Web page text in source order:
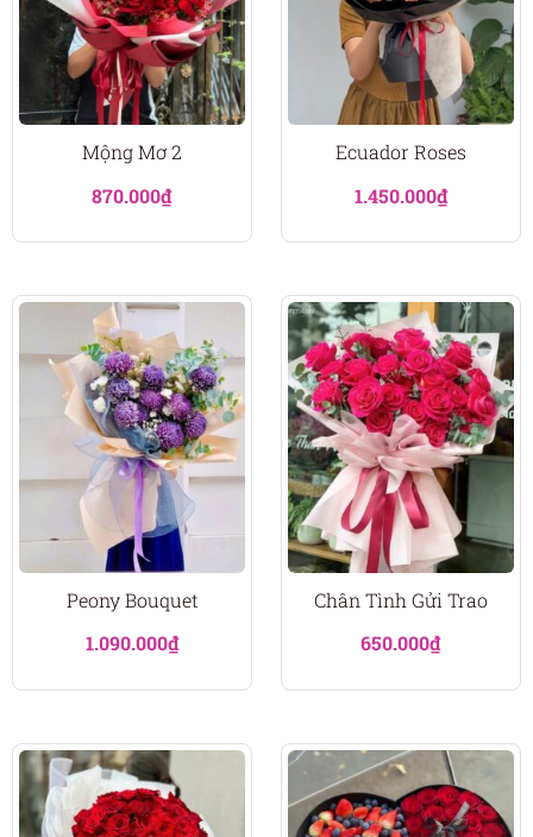
Mộng Mơ 2
870.000₫
Ecuador Roses
1.450.000₫
Peony Bouquet
1.090.000₫
Chân Tình Gửi Trao
650.000₫